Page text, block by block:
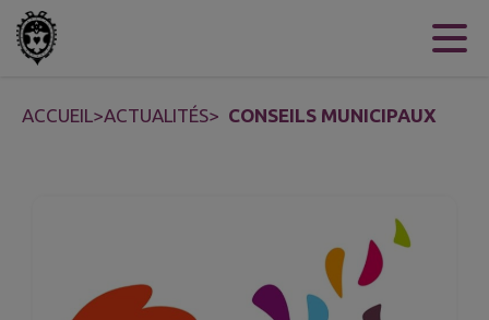
Contenu
ACCUEIL>ACTUALITÉS> CONSEILS MUNICIPAUX